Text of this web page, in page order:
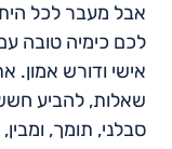
אבל מעבר לכל
לכם כימיה טובה
אישי ודורש אמון.
שאלות, להביע
סבלני, תומך,